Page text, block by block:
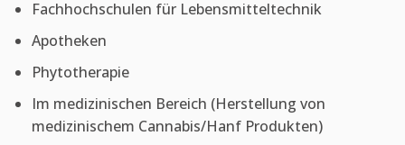
Fachhochschulen für Lebensmitteltechnik
Apotheken
Phytotherapie
Im medizinischen Bereich (Herstellung von
medizinischem Cannabis/Hanf Produkten)